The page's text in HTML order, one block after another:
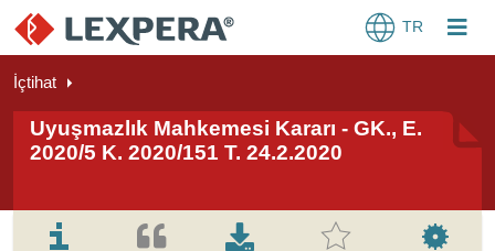
TR
İçtihat
Uyuşmazlık Mahkemesi Kararı - GK., E.
2020/5 K. 2020/151 T. 24.2.2020